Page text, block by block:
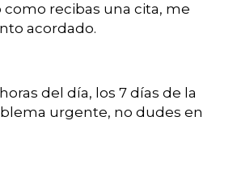
recibas una cita, me
acordado.
del día, los 7 días de la
urgente, no dudes en